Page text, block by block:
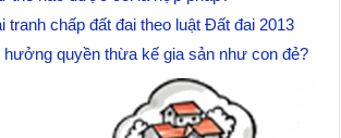
tranh chấp đất đai theo luật Đất đai 2013
quyền thừa kế gia sản như con đẻ?